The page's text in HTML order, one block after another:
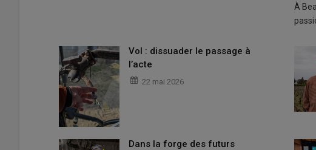
À
Vol : dissuader le passage à
l’acte
22 mai 2026
Dans la forge des futurs